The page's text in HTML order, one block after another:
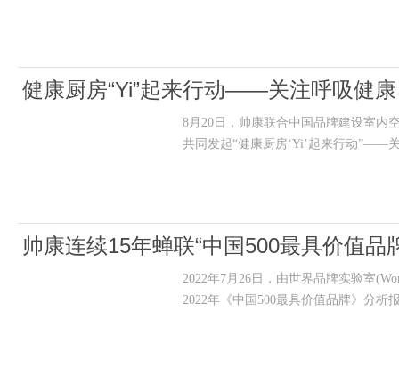
健康厨房“Yi”起来行动——关注呼吸健
8月20日，帅康联合中国品牌建设室内
共同发起“健康厨房‘Yi’起来行动”——
帅康连续15年蝉联“中国500最具价值
2022年7月26日，由世界品牌实验室
2022年《中国500最具价值品牌》分析